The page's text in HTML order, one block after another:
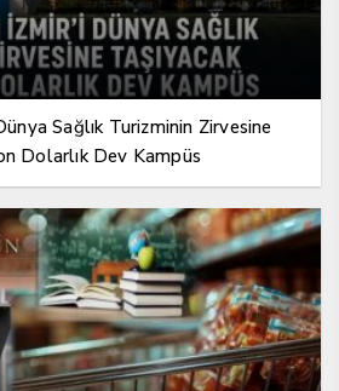
Sağlık Turizminin Zirvesine
Dolarlık Dev Kampüs